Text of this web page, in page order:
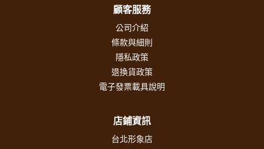
顧客服務
公司介紹
條款與細則
隱私政策
退換貨政策
電子發票載具說明
店鋪資訊
台北形象店